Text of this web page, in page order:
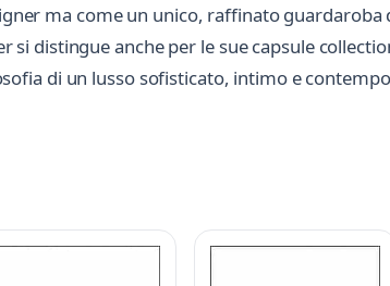
ma come un unico, raffinato guardaroba
distingue anche per le sue capsule
di un lusso sofisticato, intimo e